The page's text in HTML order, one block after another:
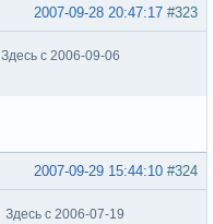
#323
2007-09-28 20:47:17
Здесь с 2006-09-06
#324
2007-09-29 15:44:10
Здесь с 2006-07-19